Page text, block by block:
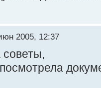
2005, 12:37
советы,